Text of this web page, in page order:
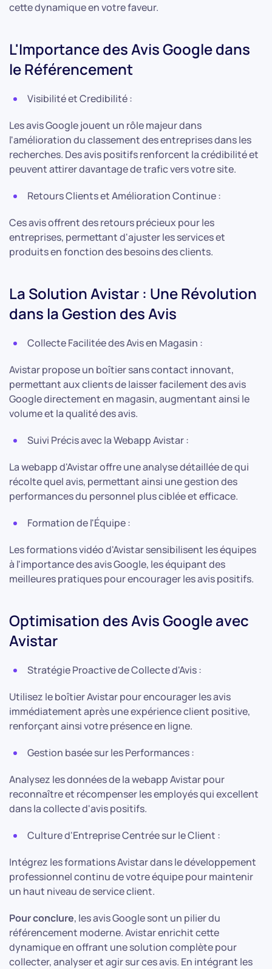
cette dynamique en votre faveur.
L'Importance des Avis Google dans
le Référencement
Visibilité et Credibilité :
Les avis Google jouent un rôle majeur dans
l'amélioration du classement des entreprises dans les
recherches. Des avis positifs renforcent la crédibilité et
peuvent attirer davantage de trafic vers votre site.
Retours Clients et Amélioration Continue :
Ces avis offrent des retours précieux pour les
entreprises, permettant d'ajuster les services et
produits en fonction des besoins des clients.
La Solution Avistar : Une Révolution
dans la Gestion des Avis
Collecte Facilitée des Avis en Magasin :
Avistar propose un boîtier sans contact innovant,
permettant aux clients de laisser facilement des avis
Google directement en magasin, augmentant ainsi le
volume et la qualité des avis.
Suivi Précis avec la Webapp Avistar :
La webapp d'Avistar offre une analyse détaillée de qui
récolte quel avis, permettant ainsi une gestion des
performances du personnel plus ciblée et efficace.
Formation de l'Équipe :
Les formations vidéo d'Avistar sensibilisent les équipes
à l'importance des avis Google, les équipant des
meilleures pratiques pour encourager les avis positifs.
Optimisation des Avis Google avec
Avistar
Stratégie Proactive de Collecte d'Avis :
Utilisez le boîtier Avistar pour encourager les avis
immédiatement après une expérience client positive,
renforçant ainsi votre présence en ligne.
Gestion basée sur les Performances :
Analysez les données de la webapp Avistar pour
reconnaître et récompenser les employés qui excellent
dans la collecte d'avis positifs.
Culture d'Entreprise Centrée sur le Client :
Intégrez les formations Avistar dans le développement
professionnel continu de votre équipe pour maintenir
un haut niveau de service client.
Pour conclure, les avis Google sont un pilier du
référencement moderne. Avistar enrichit cette
dynamique en offrant une solution complète pour
collecter, analyser et agir sur ces avis. En intégrant les